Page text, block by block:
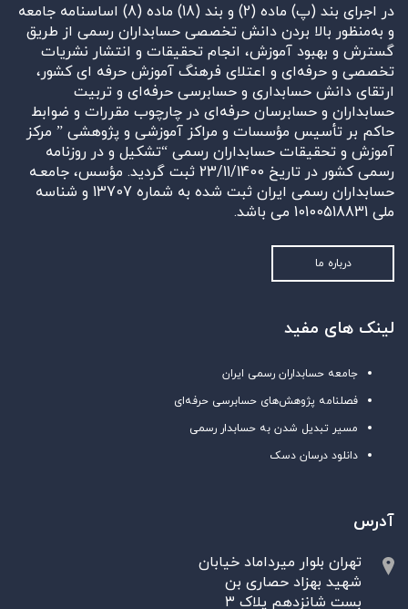
در اجرای بند (پ) ماده (2) و بند (18) ماده (8) اساسنامه جامعه
و به‌منظور بالا بردن دانش تخصصی حسابداران رسمی از طریق
گسترش و بهبود آموزش، انجام تحقیقات و انتشار نشریات
تخصصی و حرفه‌ای و اعتلای فرهنگ آموزش حرفه ای کشور،
ارتقای دانش حسابداری و حسابرسی حرفه‌ای و تربیت
حسابداران و حسابرسان حرفه‌ای در چارچوب مقررات و ضوابط
حاکم بر تأسیس مؤسسات و مراکز آموزشی و پژوهشی ” مرکز
آموزش و تحقیقات حسابداران رسمی “تشکیل و در روزنامه
رسمی کشور در تاریخ 23/11/1400 ثبت گردید. مؤسس، جامعـه
حسابداران رسمی ایران ثبت شده به شماره 13707 و شناسه
ملی 10100518831 می باشد.
درباره ما
لینک های مفید
جامعه حسابداران رسمی ایران
فصلنامه پژوهش‌های حسابرسی حرفه‌ای
مسیر تبدیل شدن به حسابدار رسمی
دانلود درسان دسک
آدرس
تهران بلوار میرداماد خیابان
شهید بهزاد حصاری بن
بست شانزدهم پلاک ۳